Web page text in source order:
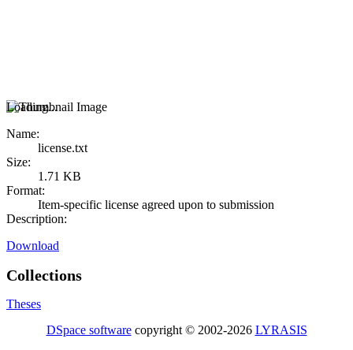
Loading...
Name:
license.txt
Size:
1.71 KB
Format:
Item-specific license agreed upon to submission
Description:
Download
Collections
Theses
DSpace softwarecopyright © 2002-2026 LYRASIS